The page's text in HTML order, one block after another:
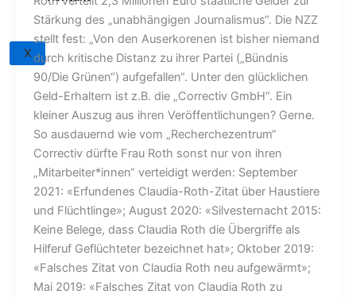
X
Stärkung des „unabhängigen Journalismus“. Die NZZ
stellt fest: „Von den Auserkorenen ist bisher niemand
durch kritische Distanz zu ihrer Partei („Bündnis
90/Die Grünen“) aufgefallen“. Unter den glücklichen
Geld-Erhaltern ist z.B. die „Correctiv GmbH“. Ein
kleiner Auszug aus ihren Veröffentlichungen? Gerne.
So ausdauernd wie vom „Recherchezentrum“
Correctiv dürfte Frau Roth sonst nur von ihren
„Mitarbeiter*innen“ verteidigt werden: September
2021: «Erfundenes Claudia-Roth-Zitat über Haustiere
und Flüchtlinge»; August 2020: «Silvesternacht 2015:
Keine Belege, dass Claudia Roth die Übergriffe als
Hilferuf Geflüchteter bezeichnet hat»; Oktober 2019:
«Falsches Zitat von Claudia Roth neu aufgewärmt»;
Mai 2019: «Falsches Zitat von Claudia Roth zu